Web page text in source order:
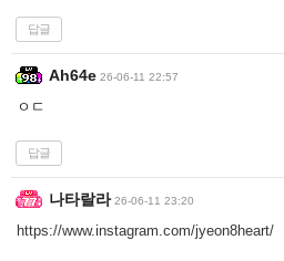
답글
Ah64e 26-06-11 22:57
ㅇㄷ
답글
나타랄라 26-06-11 23:20
https://www.instagram.com/jyeon8heart/